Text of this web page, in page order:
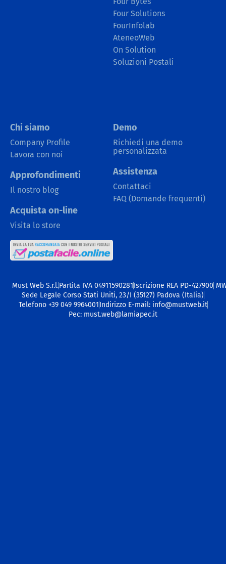
Four Solutions
FourInfolab
AteneoWeb
On Solution
Soluzioni Postali
Chi siamo
Company Profile
Lavora con noi
Approfondimenti
Il nostro blog
Acquista on-line
Visita lo store
Demo
Richiedi una demo
personalizzata
Assistenza
Contattaci
FAQ (Domande frequenti)
Must Web S.r.l.Partita IVA 04911590281Iscrizione REA PD-427900
Sede Legale Corso Stati Uniti, 23/I (35127) Padova (Italia)
Telefono +39 049 9964001Indirizzo E-mail: info@mustweb.it
Pec: must.web@lamiapec.it